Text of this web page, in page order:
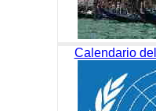
Calendario